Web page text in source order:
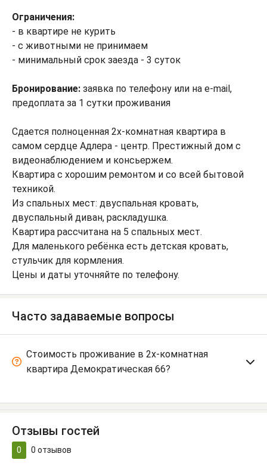
Ограничения:
- в квартире не курить
- с животными не принимаем
- минимальный срок заезда - 3 суток
Бронирование: заявка по телефону или на e-mail,
предоплата за 1 сутки проживания
Сдается полноценная 2х-комнатная квартира в
самом сердце Адлера - центр. Престижный дом с
видеонаблюдением и консьержем.
Квартира с хорошим ремонтом и со всей бытовой
техникой.
Из спальных мест: двуспальная кровать,
двуспальный диван, раскладушка.
Квартира рассчитана на 5 спальных мест.
Для маленького ребёнка есть детская кровать,
стульчик для кормления.
Цены и даты уточняйте по телефону.
Часто задаваемые вопросы
Стоимость проживание в 2х-комнатная
квартира Демократическая 66?
Отзывы гостей
0 0 отзывов